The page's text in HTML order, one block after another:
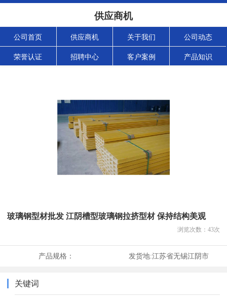
供应商机
公司首页 供应商机 关于我们 公司动态
荣誉认证 招聘中心 客户案例 产品知识
玻璃钢型材批发 江阴槽型玻璃钢拉挤型材 保持结构美观
浏览次数： 43次
产品规格： 发货地:江苏省无锡江阴市
关键词